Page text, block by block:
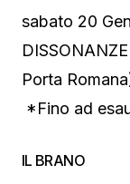
sabato 20
Porta
*Fino ad
IL BRANO